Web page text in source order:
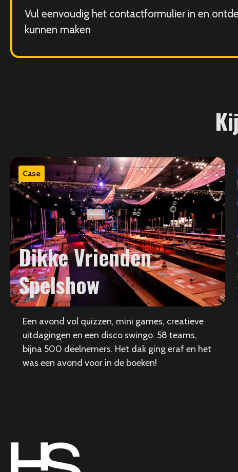
Vul eenvoudig het contactformulier in en
kunnen maken
Case
Dikke Vrienden
Spelshow
Een avond vol quizzen, mini games, creatieve
uitdagingen en een disco swingo. 58 teams,
bijna 500 deelnemers. Het dak ging eraf en het
was een avond voor in de boeken!